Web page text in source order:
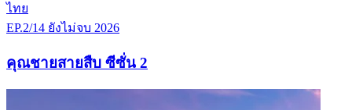
ไทย
EP.2/14 ยังไม่จบ 2026
คุณชายสายสืบ ซีซั่น 2